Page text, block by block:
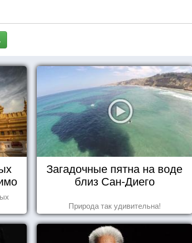
Загадочные пятна на воде
близ Сан-Диего
Природа так удивительна!